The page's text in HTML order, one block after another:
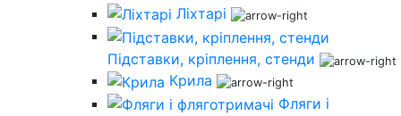
Ліхтарі
Підставки, кріплення, стенди
Крила
Фляги і